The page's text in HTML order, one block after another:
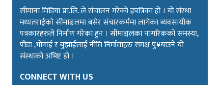
सीमाना मिडिया प्रा.लि. ले संचालन गरेको इपत्रिका हो । यो संस्था
मध्यतराईको सीमाञ्चलमा बसेर संचारकर्ममा लागेका ब्यवसायीक
पत्रकारहरुले निर्माण गरेका हुन । सीमाञ्चलका नागरिकको समस्या,
पीडा ,भोगाई र बुझाईलाई नीति निर्माताहरु समक्ष पु¥याउने यो
संस्थाको अभिष्ट हो ।
CONNECT WITH US